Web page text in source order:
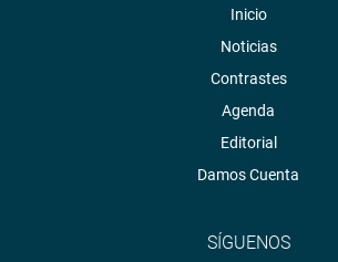
Inicio
Noticias
Contrastes
Agenda
Editorial
Damos Cuenta
SÍGUENOS